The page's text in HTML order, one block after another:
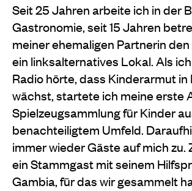
Seit 25 Jahren arbeite ich in der
Gastronomie, seit 15 Jahren
meiner ehemaligen Partnerin
ein linksalternatives Lokal. Als
Radio hörte, dass Kinderarmut
wächst, startete ich meine erste
Spielzeugsammlung für Kinder
benachteiligtem Umfeld.
immer wieder Gäste auf mich zu.
ein Stammgast mit seinem
Gambia, für das wir gesammelt